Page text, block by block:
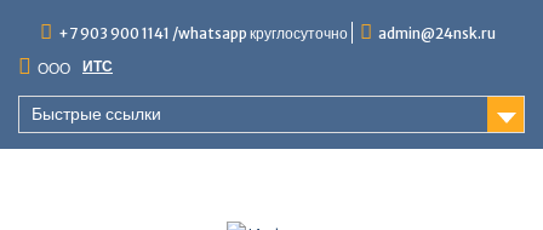
содержимому
+7 903 900 1141 /whatsapp круглосуточно
admin@24nsk.ru
ООО
ИТС
Быстрые ссылки